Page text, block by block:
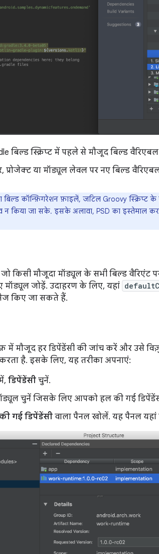
बिल्ड स्क्रिप्ट में पहले से मौजूद बिल्ड
प्रोजेक्ट या मॉड्यूल लेवल पर नए बिल्ड
कॉन्फ़िगरेशन फ़ाइलें, जटिल Groovy स्क्रिप्ट
न किया जा सके. इसके अलावा, PSD का इस्तेमाल
जो किसी मौजूदा मॉड्यूल के सभी बिल्ड वैरिएंट
जोड़ें. उदाहरण के लिए, यहां
किए जा सकते हैं.
में मौजूद हर डिपेंडेंसी की जांच करें और उसे
है. इसके लिए, यह तरीका अपनाएं:
डिपेंडेंसी चुनें.
चुनें जिसके लिए आपको हल की गई
गई डिपेंडेंसीवाला पैनल खोलें. यह पैनल यहां